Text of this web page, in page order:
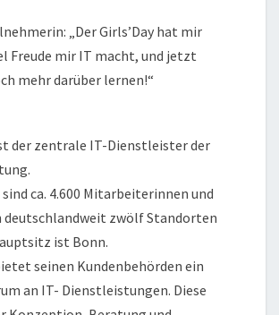
„Der Girls’Day hat mir
Freude mir IT macht, und jetzt
mehr darüber lernen!“
der zentrale IT-Dienstleister der
ca. 4.600 Mitarbeiterinnen und
zwölf Standorten
ist Bonn.
seinen Kundenbehörden ein
an IT- Dienstleistungen. Diese